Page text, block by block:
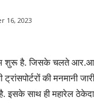
16, 2023
शुरू है. जिसके चलते आर.आर
की मनमानी
साथ ही महारेल